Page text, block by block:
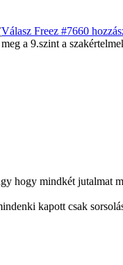
Válasz Freez #7660
a 9.szint a
hogy mindkét jutalmat
kapott csak